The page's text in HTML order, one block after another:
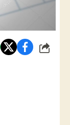
شارك